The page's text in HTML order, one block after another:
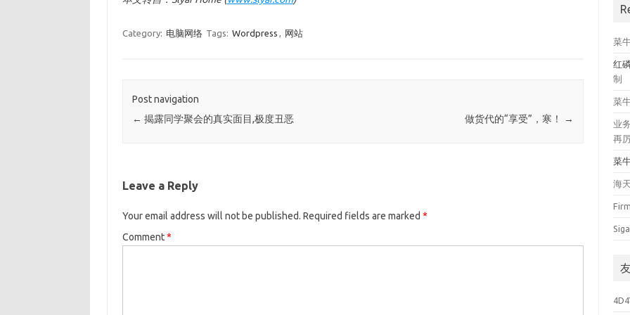
Category: 电脑网络 Tags: Wordpress , 网站
Post navigation
← 揭露同学聚会的真实面目,极度丑恶 做货代的“享受”，寒！ →
Leave a Reply
Your email address will not be published. Required fields are marked *
Comment*
菜
红
制
菜
业
再
菜
海